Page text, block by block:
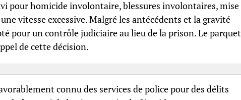
pour homicide involontaire, blessures involontaires, mise
vitesse excessive. Malgré les antécédents et la gravité
pour un contrôle judiciaire au lieu de la prison. Le
de cette décision.
connu des services de police pour des délits